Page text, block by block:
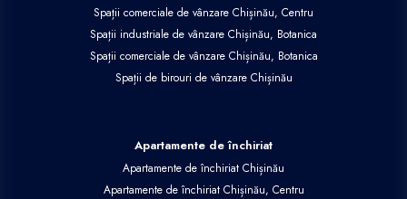
Spații comerciale de vânzare Chișinău, Centru
Spații industriale de vânzare Chișinău, Botanica
Spații comerciale de vânzare Chișinău, Botanica
Spații de birouri de vânzare Chișinău
Apartamente de închiriat
Apartamente de închiriat Chișinău
Apartamente de închiriat Chișinău, Centru